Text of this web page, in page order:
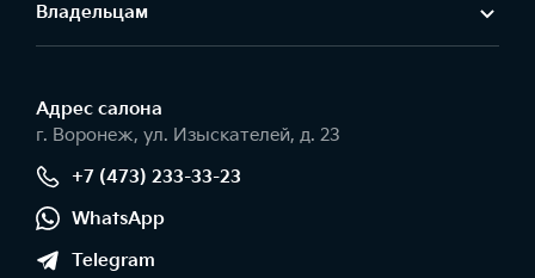
Владельцам
Адрес салонa
г. Воронеж, ул. Изыскателей, д. 23
+7 (473) 233-33-23
WhatsApp
Telegram